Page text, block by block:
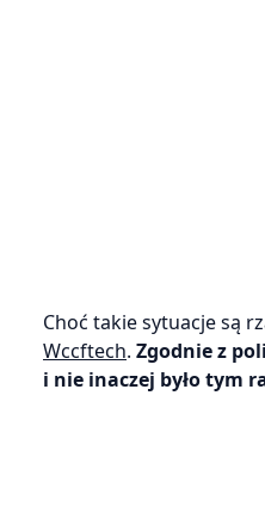
Choć takie sytuacje są
Wccftech. Zgodnie z
i nie inaczej było tym